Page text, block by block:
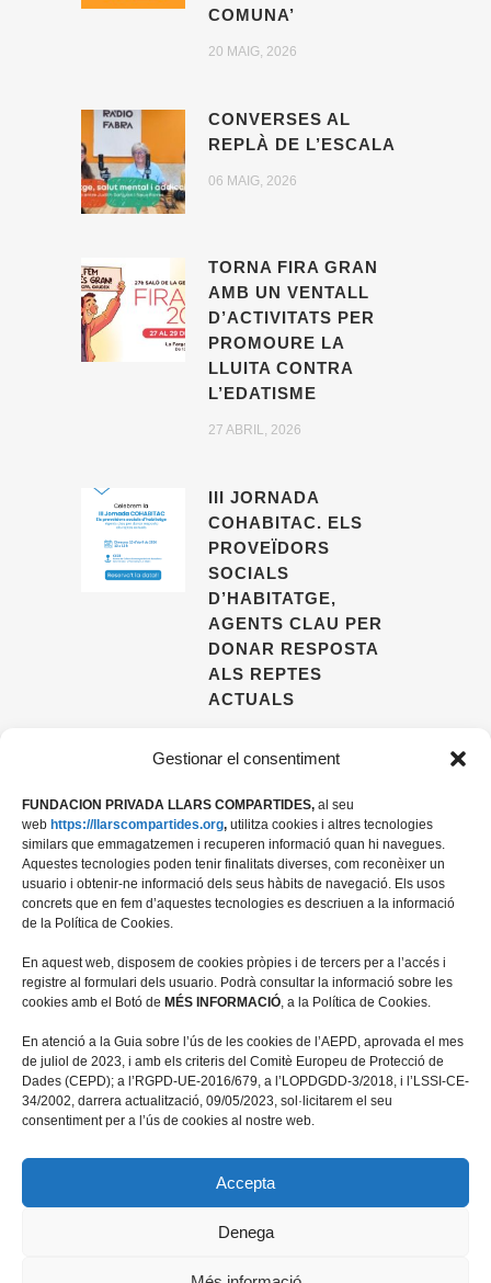
Gestionar el consentiment
FUNDACION PRIVADA LLARS COMPARTIDES, al seu
web https://llarscompartides.org, utilitza cookies i altres tecnologies
similars que emmagatzemen i recuperen informació quan hi navegues.
Aquestes tecnologies poden tenir finalitats diverses, com reconèixer un
usuario i obtenir-ne informació dels seus hàbits de navegació. Els usos
concrets que en fem d’aquestes tecnologies es descriuen a la informació
de la Política de Cookies.
En aquest web, disposem de cookies pròpies i de tercers per a l’accés i
registre al formulari dels usuario. Podrà consultar la informació sobre les
cookies amb el Botó de MÉS INFORMACIÓ, a la Política de Cookies.
En atenció a la Guia sobre l’ús de les cookies de l’AEPD, aprovada el mes
de juliol de 2023, i amb els criteris del Comitè Europeu de Protecció de
Dades (CEPD); a l’RGPD-UE-2016/679, a l’LOPDGDD-3/2018, i l’LSSI-CE-
34/2002, darrera actualització, 09/05/2023, sol·licitarem el seu
consentiment per a l’ús de cookies al nostre web.
Accepta
Denega
COMUNA’
20 MAIG, 2026
CONVERSES AL
REPLÀ DE L’ESCALA
06 MAIG, 2026
TORNA FIRA GRAN
AMB UN VENTALL
D’ACTIVITATS PER
PROMOURE LA
LLUITA CONTRA
L’EDATISME
27 ABRIL, 2026
III JORNADA
COHABITAC. ELS
PROVEÏDORS
SOCIALS
D’HABITATGE,
AGENTS CLAU PER
DONAR RESPOSTA
ALS REPTES
ACTUALS
08028 Barcelona
+34 934 498 676
fundacio@llarscompartides.org